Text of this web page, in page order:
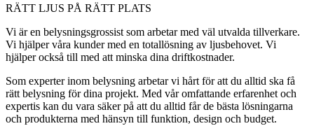
RÄTT LJUS PÅ RÄTT PLATS
Vi är en belysningsgrossist som arbetar med väl utvalda tillverkare.
Vi hjälper våra kunder med en totallösning av ljusbehovet. Vi
hjälper också till med att minska dina driftkostnader.
Som experter inom belysning arbetar vi hårt för att du alltid ska få
rätt belysning för dina projekt. Med vår omfattande erfarenhet och
expertis kan du vara säker på att du alltid får de bästa lösningarna
och produkterna med hänsyn till funktion, design och budget.